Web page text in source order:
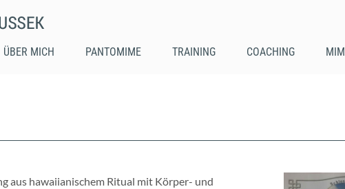
ÜBER MICH PANTOMIME TRAINING COACHING
aus hawaiianischem Ritual mit Körper- und